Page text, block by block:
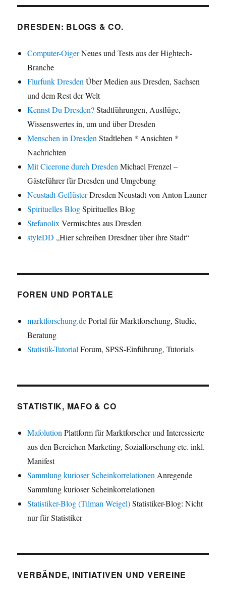
DRESDEN: BLOGS & CO.
Computer-OigerNeues und Tests aus der Hightech-
Branche
Flurfunk DresdenÜber Medien aus Dresden, Sachsen
und dem Rest der Welt
Kennst Du Dresden?Stadtführungen, Ausflüge,
Wissenswertes in, um und über Dresden
Menschen in DresdenStadtleben * Ansichten *
Nachrichten
Mit Cicerone durch DresdenMichael Frenzel –
Gästeführer für Dresden und Umgebung
Neustadt-GeflüsterDresden Neustadt von Anton Launer
Spirituelles BlogSpirituelles Blog
StefanolixVermischtes aus Dresden
styleDD „Hier schreiben Dresdner über ihre Stadt“
FOREN UND PORTALE
marktforschung.dePortal für Marktforschung, Studie,
Beratung
Statistik-TutorialForum, SPSS-Einführung, Tutorials
STATISTIK, MAFO & CO
MafolutionPlattform für Marktforscher und Interessierte
aus den Bereichen Marketing, Sozialforschung etc. inkl.
Manifest
Sammlung kurioser ScheinkorrelationenAnregende
Sammlung kurioser Scheinkorrelationen
Statistiker-Blog (Tilman Weigel)Statistiker-Blog: Nicht
nur für Statistiker
VERBÄNDE, INITIATIVEN UND VEREINE